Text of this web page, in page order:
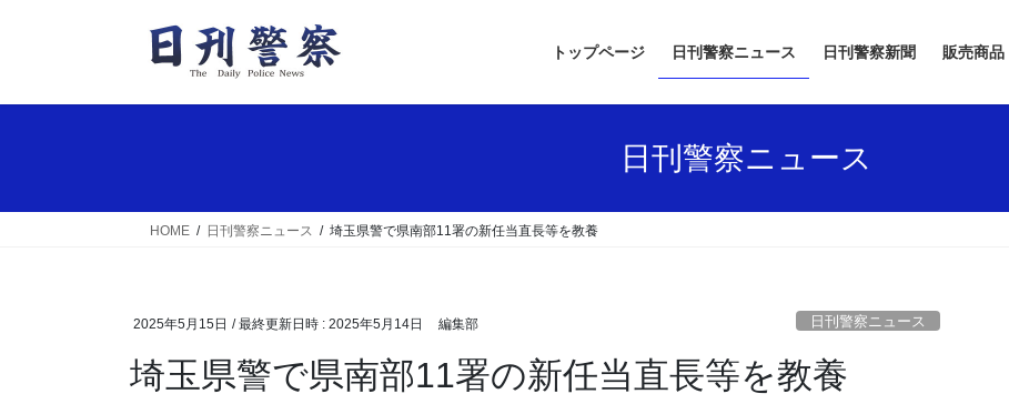
トップページ 日刊警察ニュース 日刊警察新聞 販売商品
日刊警察ニュース
HOME 日刊警察ニュース 埼玉県警で県南部11署の新任当直長等を教養
2025年5月15日 / 最終更新日時 : 2025年5月14日 編集部 日刊警察ニュース
埼玉県警で県南部11署の新任当直長等を教養